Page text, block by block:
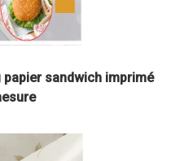
sandwich imprimé